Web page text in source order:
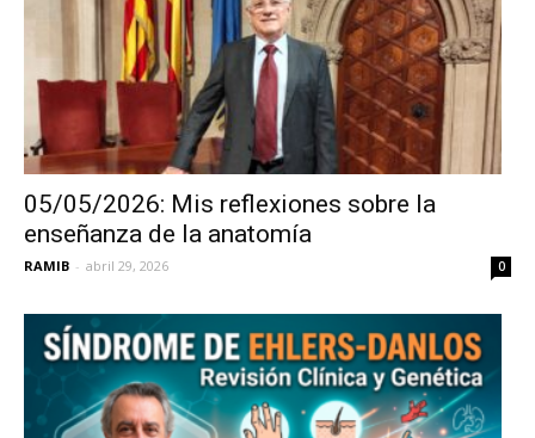
05/05/2026: Mis reflexiones sobre la
enseñanza de la anatomía
RAMIB - abril 29, 2026 0